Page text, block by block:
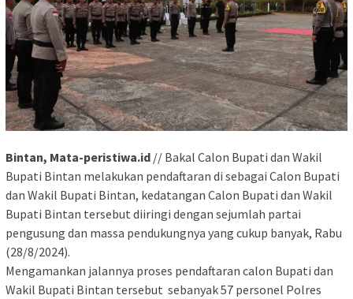
Bintan, Mata-peristiwa.id // Bakal Calon Bupati dan Wakil
Bupati Bintan melakukan pendaftaran di sebagai Calon Bupati
dan Wakil Bupati Bintan, kedatangan Calon Bupati dan Wakil
Bupati Bintan tersebut diiringi dengan sejumlah partai
pengusung dan massa pendukungnya yang cukup banyak, Rabu
(28/8/2024).
Mengamankan jalannya proses pendaftaran calon Bupati dan
Wakil Bupati Bintan tersebut sebanyak 57 personel Polres